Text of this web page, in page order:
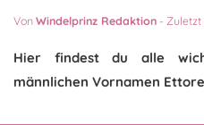
VonWindelprinz Redaktion - Zuletzt
Hier findest du alle
männlichen Vornamen